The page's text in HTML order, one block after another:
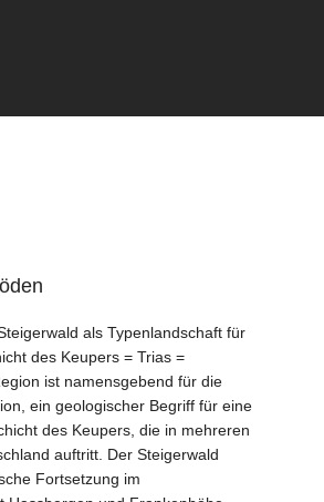
als Typenlandschaft für
des Keupers = Trias =
ist namensgebend für die
ein geologischer Begriff für eine
des Keupers, die in mehreren
auftritt. Der Steigerwald
Fortsetzung im